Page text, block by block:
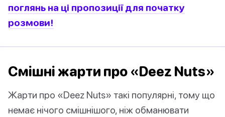
поглянь на ці пропозиції для початку
розмови!
Смішні жарти про «Deez Nuts»
Жарти про «Deez Nuts» такі популярні, тому що
немає нічого смішнішого, ніж обманювати